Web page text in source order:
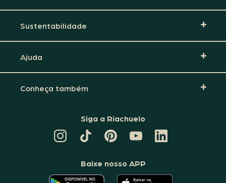
Sustentabilidade
Ajuda
Conheça também
Siga a Riachuelo
TIKTOK
DA
PINTEREST
DA
CANAL
DA
RIACHUELO
LINKEDIN
DA
Baixe nosso APP
O O